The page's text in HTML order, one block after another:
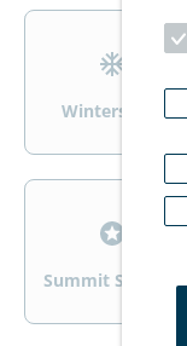
>
Wintersport
>
Summit Specials